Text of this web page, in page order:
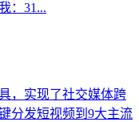
：31...
，实现了社交媒体跨
分发短视频到9大主流